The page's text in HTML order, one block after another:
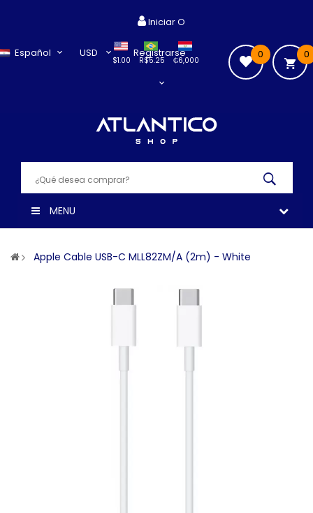
Español USD
$1.00 ₲6,000
R$5.25
Iniciar O
Registrarse 0
0
MENU
Apple Cable USB-C MLL82ZM/A (2m) - White